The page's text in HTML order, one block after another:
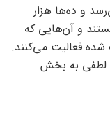
درصد هم نمی‌رسد و ده‌ها هزار
و آن‌هایی که
شده فعالیت می‌کنند.
لطفی به بخش